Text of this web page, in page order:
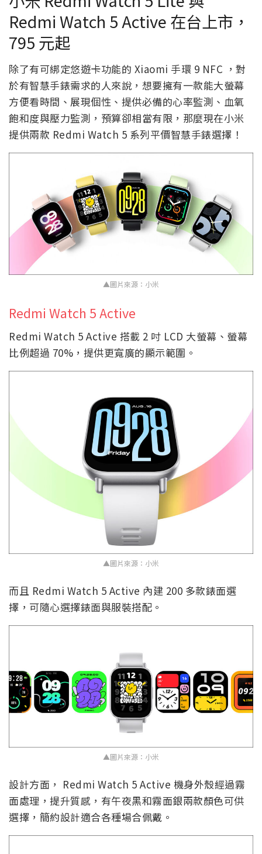
Redmi Watch 5 Active 在台上市，
795 元起
除了有可綁定悠遊卡功能的 Xiaomi 手環 9 NFC ，對
於有智慧手錶需求的人來說，想要擁有一款能大螢幕
方便看時間、展現個性、提供必備的心率監測、血氧
飽和度與壓力監測，預算卻相當有限，那麼現在小米
提供兩款 Redmi Watch 5 系列平價智慧手錶選擇！
▲圖片來源：小米
Redmi Watch 5 Active
Redmi Watch 5 Active 搭載 2 吋 LCD 大螢幕、螢幕
比例超過 70%，提供更寬廣的顯示範圍。
▲圖片來源：小米
而且 Redmi Watch 5 Active 內建 200 多款錶面選
擇，可隨心選擇錶面與服裝搭配。
▲圖片來源：小米
設計方面， Redmi Watch 5 Active 機身外殼經過霧
面處理，提升質感，有午夜黑和霧面銀兩款顏色可供
選擇，簡約設計適合各種場合佩戴。